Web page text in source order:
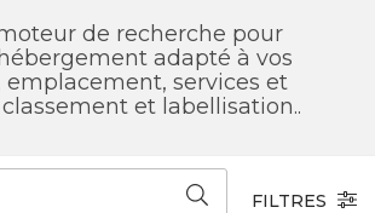
de recherche pour
adapté à vos
emplacement, services et
et labellisation..
FILTRES